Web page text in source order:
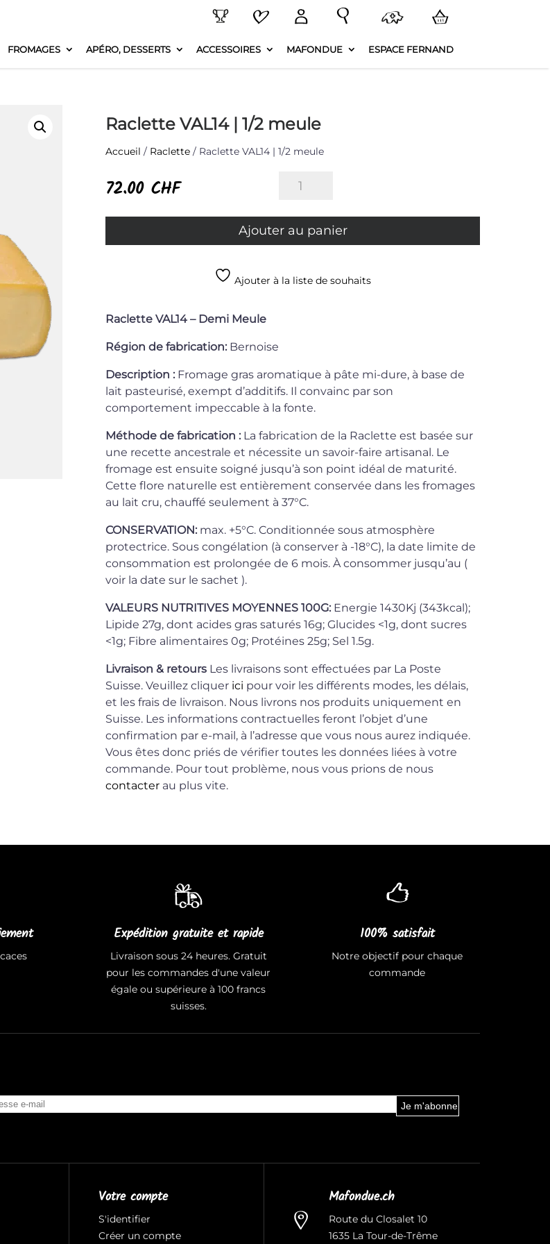
FROMAGES APÉRO, DESSERTS ACCESSOIRES MAFONDUE ESPACE FERNAND
Raclette VAL14 | 1/2 meule
Accueil / Raclette / Raclette VAL14 | 1/2 meule
72.00 CHF
quantité
VAL14
|
meule
Ajouter au panier
Ajouter à la liste de souhaits
Raclette VAL14 – Demi Meule
Région de fabrication: Bernoise
Description : Fromage gras aromatique à pâte mi-dure, à base de
lait pasteurisé, exempt d’additifs. Il convainc par son
comportement impeccable à la fonte.
Méthode de fabrication : La fabrication de la Raclette est basée sur
une recette ancestrale et nécessite un savoir-faire artisanal. Le
fromage est ensuite soigné jusqu’à son point idéal de maturité.
Cette flore naturelle est entièrement conservée dans les fromages
au lait cru, chauffé seulement à 37°C.
CONSERVATION: max. +5°C. Conditionnée sous atmosphère
protectrice. Sous congélation (à conserver à -18°C), la date limite de
consommation est prolongée de 6 mois. À consommer jusqu’au (
voir la date sur le sachet ).
VALEURS NUTRITIVES MOYENNES 100G: Energie 1430Kj (343kcal);
Lipide 27g, dont acides gras saturés 16g; Glucides <1g, dont sucres
<1g; Fibre alimentaires 0g; Protéines 25g; Sel 1.5g.
Livraison & retours Les livraisons sont effectuées par La Poste
Suisse. Veuillez cliquer ici pour voir les différents modes, les délais,
et les frais de livraison. Nous livrons nos produits uniquement en
Suisse. Les informations contractuelles feront l’objet d’une
confirmation par e-mail, à l’adresse que vous nous aurez indiquée.
Vous êtes donc priés de vérifier toutes les données liées à votre
commande. Pour tout problème, nous vous prions de nous
contacter au plus vite.
Expédition gratuite et rapide
Livraison sous 24 heures. Gratuit
pour les commandes d'une valeur
égale ou supérieure à 100 francs
suisses.
100% satisfait
Notre objectif pour chaque
commande
Votre compte
S'identifier
Créer un compte
Mafondue.ch
Route du Closalet 10
1635 La Tour-de-Trême